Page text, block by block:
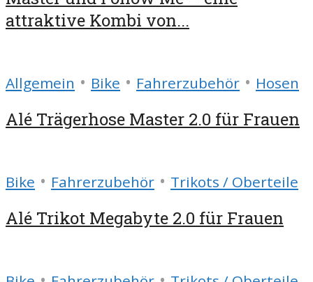
attraktive Kombi von...
Allgemein • Bike • Fahrerzubehör • Hosen
Alé Trägerhose Master 2.0 für Frauen
Bike • Fahrerzubehör • Trikots / Oberteile
Alé Trikot Megabyte 2.0 für Frauen